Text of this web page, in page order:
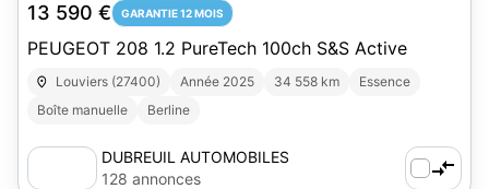
13 590 € GARANTIE 12 MOIS
PEUGEOT 208 1.2 PureTech 100ch S&S Active
Louviers (27400) Année 2025 34 558 km
Essence
Boîte manuelle
Berline
DUBREUIL AUTOMOBILES
128 annonces